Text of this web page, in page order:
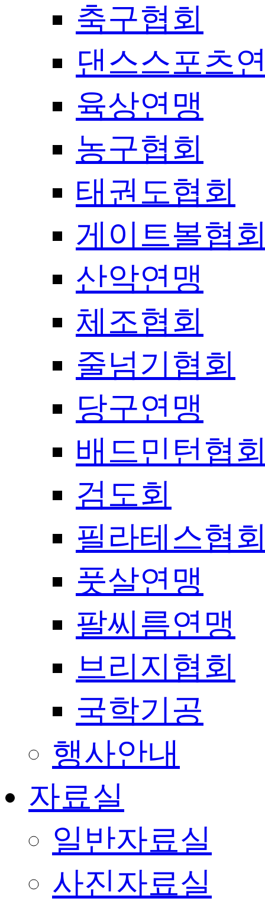
축구협회
댄스스포츠
육상연맹
농구협회
태권도협회
게이트볼협
산악연맹
체조협회
줄넘기협회
당구연맹
배드민턴협
검도회
필라테스협
풋살연맹
팔씨름연맹
브리지협회
국학기공
행사안내
자료실
일반자료실
사진자료실